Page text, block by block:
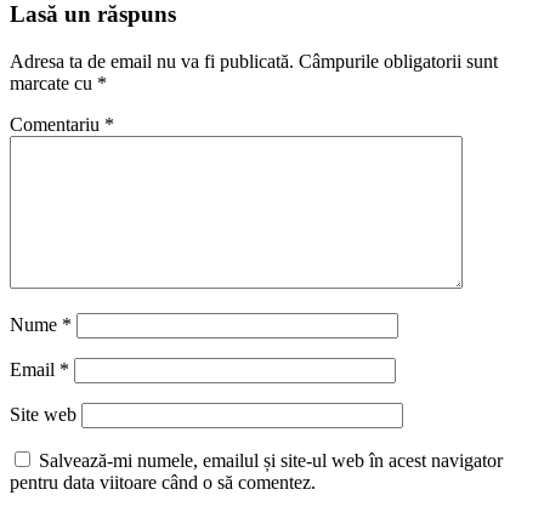
Lasă un răspuns
Adresa ta de email nu va fi publicată. Câmpurile obligatorii sunt
marcate cu *
Comentariu *
Nume *
Email *
Site web
Salvează-mi numele, emailul și site-ul web în acest navigator
pentru data viitoare când o să comentez.